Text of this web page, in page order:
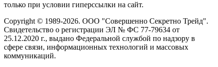
только при условии гиперссылки на сайт.
Copyright © 1989-2026. ООО "Совершенно Секретно Трейд".
Свидетельство о регистрации ЭЛ № ФС 77-79634 от
25.12.2020 г., выдано Федеральной службой по надзору в
сфере связи, информационных технологий и массовых
коммуникаций.